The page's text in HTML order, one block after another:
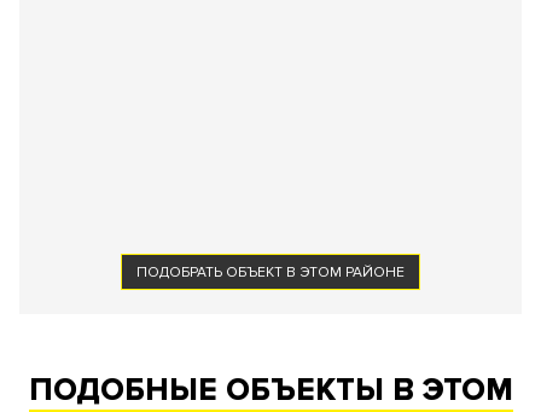
ПОДОБРАТЬ ОБЪЕКТ В ЭТОМ РАЙОНЕ
ПОДОБНЫЕ ОБЪЕКТЫ В ЭТОМ